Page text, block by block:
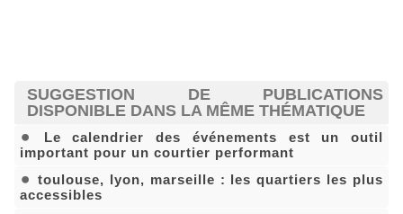
SUGGESTION DE PUBLICATIONS
DISPONIBLE DANS LA MÊME THÉMATIQUE
Le calendrier des événements est un outil
important pour un courtier performant
toulouse, lyon, marseille : les quartiers les plus
accessibles